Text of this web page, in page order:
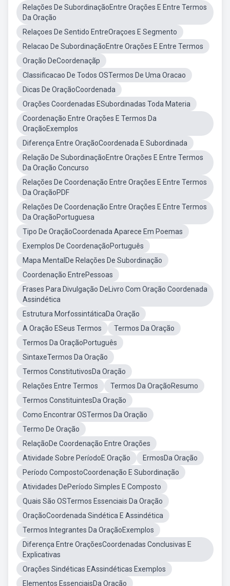
Relações De SubordinaçãoEntre Orações E Entre Termos
Da Oração
Relaçoes De Sentido EntreOraçoes E Segmento
Relacao De SubordinaçãoEntre Orações E Entre Termos
Oração DeCoordenaçãp
Classificacao De Todos OSTermos De Uma Oracao
Dicas De OraçãoCoordenada
Orações Coordenadas ESubordinadas Toda Materia
Coordenação Entre Orações E Termos Da
OraçãoExemplos
Diferença Entre OraçãoCoordenada E Subordinada
Relação De SubordinaçãoEntre Orações E Entre Termos
Da Oração Concurso
Relações De Coordenação Entre Orações E Entre Termos
Da OraçãoPDF
Relações De Coordenação Entre Orações E Entre Termos
Da OraçãoPortuguesa
Tipo De OraçãoCoordenada Aparece Em Poemas
Exemplos De CoordenaçãoPortuguês
Mapa MentalDe Relações De Subordinação
Coordenação EntrePessoas
Frases Para Divulgação DeLivro Com Oração Coordenada
Assindética
Estrutura MorfossintáticaDa Oração
A Oração ESeus Termos
Termos Da Oração
Termos Da OraçãoPortuguês
SintaxeTermos Da Oração
Termos ConstitutivosDa Oração
Relações Entre Termos
Termos Da OraçãoResumo
Termos ConstituintesDa Oração
Como Encontrar OSTermos Da Oração
Termo De Oração
RelaçãoDe Coordenação Entre Orações
Atividade Sobre PeríodoE Oração
ErmosDa Oração
Período CompostoCoordenação E Subordinação
Atividades DePeríodo Simples E Composto
Quais São OSTermos Essenciais Da Oração
OraçãoCoordenada Sindética E Assindética
Termos Integrantes Da OraçãoExemplos
Diferença Entre OraçõesCoordenadas Conclusivas E
Explicativas
Orações Sindéticas EAssindéticas Exemplos
Elementos EssenciaisDa Oração